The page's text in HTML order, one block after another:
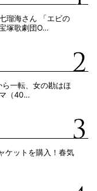
瑠海さん 「エビの
塚歌劇団O…
一転、女の勘はほ
（40…
ケットを購入！春気